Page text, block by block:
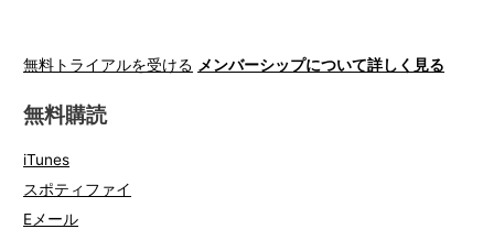
無料トライアルを受ける メンバーシップについて詳しく見る
無料購読
iTunes
スポティファイ
Eメール